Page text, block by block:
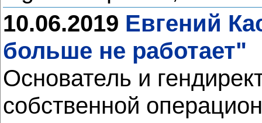
10.06.2019 Евгений
больше не работает"
Основатель и
собственной